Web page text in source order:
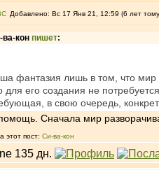
Добавлено: Вс 17 Янв 21, 12:59 (6 лет
ва-кон пишет:
фантазия лишь в том, что мир
для его создания не
в свою очередь,
Сначала мир
этот пост: Си-ва-кон